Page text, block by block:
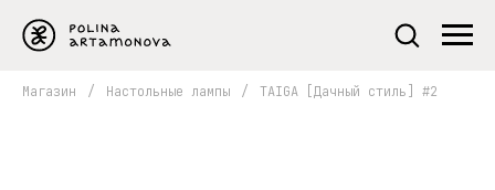
Магазин / Настольные лампы / TAIGA [Дачный стиль] #2